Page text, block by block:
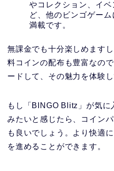
やコレクション、イ
ど、他のビンゴゲー
満載です。
無課金でも十分楽しめます
料コインの配布も豊富なの
ードして、その魅力を体験
もし「BINGO Blitz」が気に
みたいと感じたら、コイン
も良いでしょう。より快適
を進めることができます。